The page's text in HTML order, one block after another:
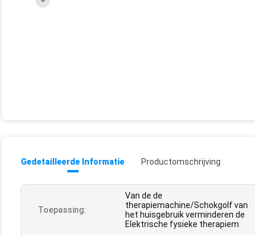
Gedetailleerde Informatie Productomschrijving
Toepassing:
Van de de
therapiemachine/Schokgolf van
het huisgebruik verminderen de
Elektrische fysieke therapiem